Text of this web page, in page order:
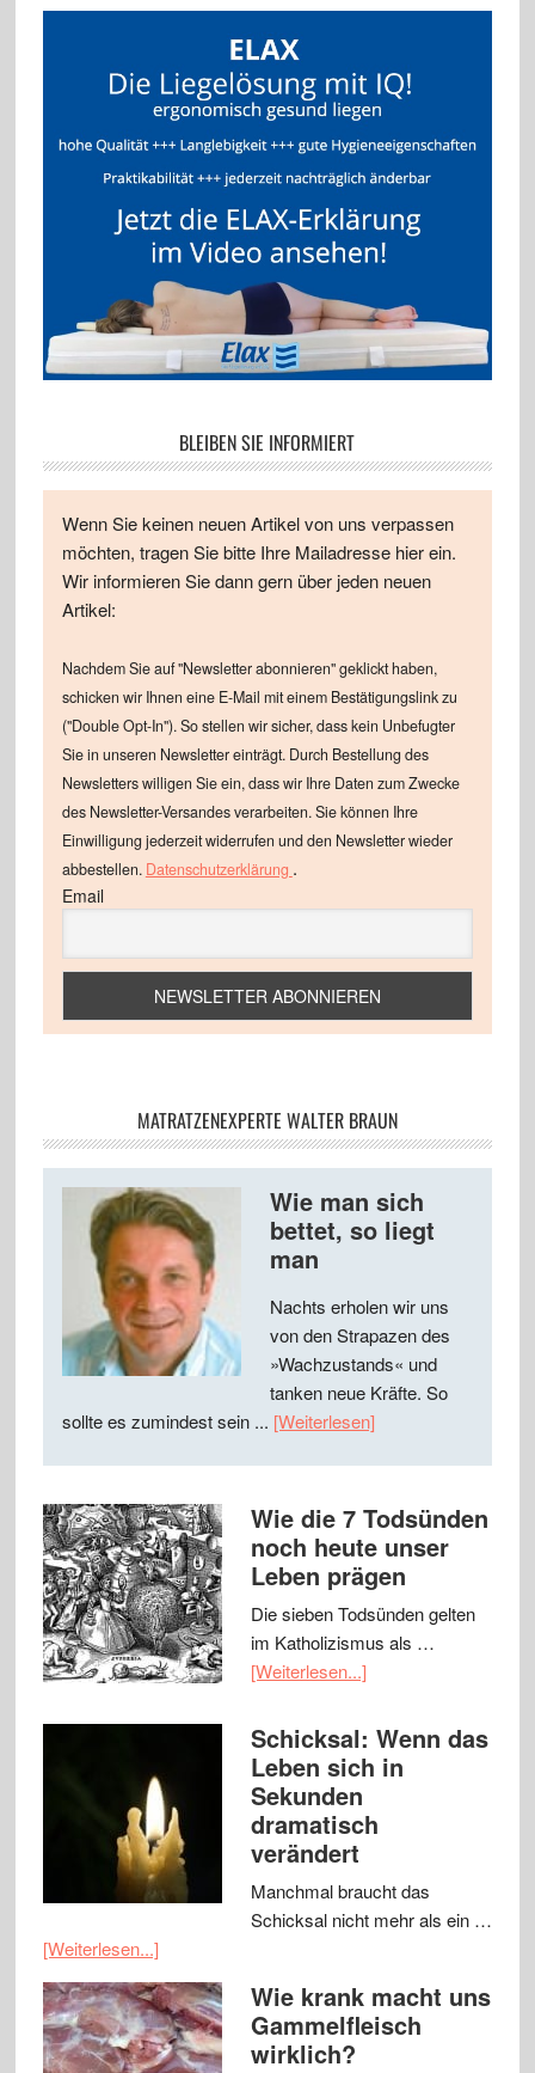
BLEIBEN SIE INFORMIERT
Wenn Sie keinen neuen Artikel von uns verpassen
möchten, tragen Sie bitte Ihre Mailadresse hier ein.
Wir informieren Sie dann gern über jeden neuen
Artikel:
Nachdem Sie auf "Newsletter abonnieren" geklickt haben,
schicken wir Ihnen eine E-Mail mit einem Bestätigungslink zu
("Double Opt-In"). So stellen wir sicher, dass kein Unbefugter
Sie in unseren Newsletter einträgt. Durch Bestellung des
Newsletters willigen Sie ein, dass wir Ihre Daten zum Zwecke
des Newsletter-Versandes verarbeiten. Sie können Ihre
Einwilligung jederzeit widerrufen und den Newsletter wieder
abbestellen. Datenschutzerklärung .
Email
MATRATZENEXPERTE WALTER BRAUN
Wie man sich
bettet, so liegt
man
Nachts erholen wir uns
von den Strapazen des
»Wachzustands« und
tanken neue Kräfte. So
sollte es zumindest sein ... [Weiterlesen]
Wie die 7 Todsünden
noch heute unser
Leben prägen
Die sieben Todsünden gelten
im Katholizismus als …
[Weiterlesen...]
Schicksal: Wenn das
Leben sich in
Sekunden
dramatisch
verändert
Manchmal braucht das
Schicksal nicht mehr als ein …
[Weiterlesen...]
Wie krank macht uns
Gammelfleisch
wirklich?